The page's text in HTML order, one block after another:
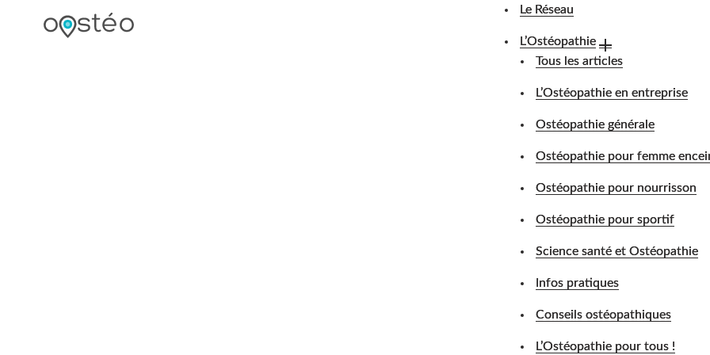
Le Réseau
L’Ostéopathie
Tous les articles
L’Ostéopathie en entreprise
Ostéopathie générale
Ostéopathie pour femme
Ostéopathie pour nourrisson
Ostéopathie pour sportif
Science santé et Ostéopathie
Infos pratiques
Conseils ostéopathiques
L’Ostéopathie pour tous !